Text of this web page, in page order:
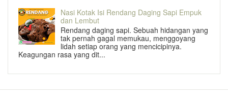
Nasi Kotak Isi Rendang Daging Sapi Empuk
dan Lembut
Rendang daging sapi. Sebuah hidangan yang
tak pernah gagal memukau, menggoyang
lidah setiap orang yang mencicipinya.
Keagungan rasa yang dit...